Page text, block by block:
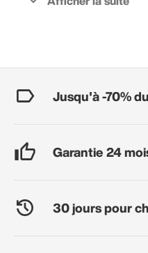
Jusqu'à -70%
Garantie 24
30 jours pour